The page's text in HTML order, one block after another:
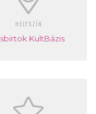
HELYSZÍN
KultBázis